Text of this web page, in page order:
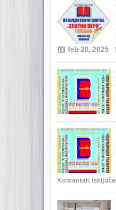
feb 20, 2025
Komentari